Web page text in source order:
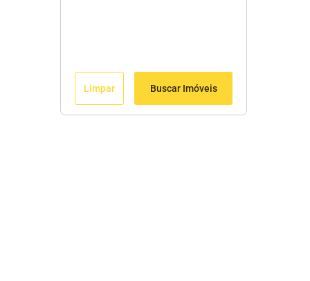
Limpar Buscar Imóveis